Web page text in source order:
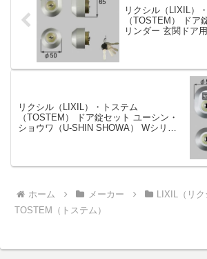
リクシル（LIXIL）
（TOSTEM） ドア
リンダー 玄関ドア
リクシル（LIXIL）・トステム
（TOSTEM） ドア錠セット ユーシン・
ショウワ（U-SHIN SHOWA） Wシリン
ホーム メーカー
LIXIL（リ
TOSTEM（トステム）